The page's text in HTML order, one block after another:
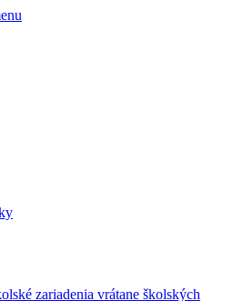
zariadenia vrátane školských